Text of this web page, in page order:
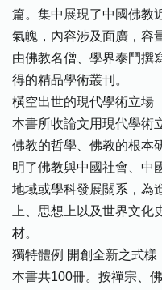
篇。集中展現了中國佛教
氣魄，內容涉及面廣，容
由佛教名僧、學界泰鬥撰
得的精品學術叢刊。
橫空出世的現代學術立場
本書所收論文用現代學術
佛教的哲學、佛教的根本
明了佛教與中國社會、中
地域或學科發展關系，為
上、思想上以及世界文
材。
獨特體例 開創全新之式樣
本書共100冊。按禪宗、